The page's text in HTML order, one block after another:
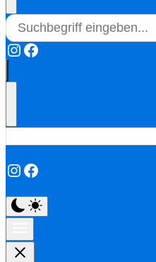
Instagram
Facebook
Instagram
Facebook